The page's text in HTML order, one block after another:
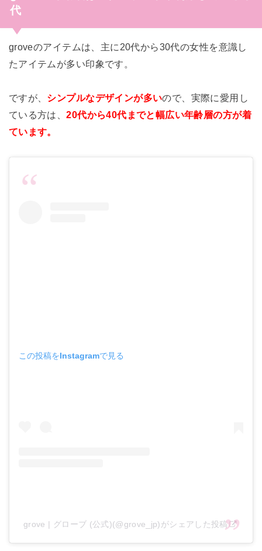
代
groveのアイテムは、主に20代から30代の女性を意識し
たアイテムが多い印象です。
ですが、 シンプルなデザインが多いので、実際に愛用し
ている方は、20代から40代までと幅広い年齢層の方が着
ています。
この投稿をInstagramで見る
grove | グローブ (公式)(@grove_jp)がシェアした投稿